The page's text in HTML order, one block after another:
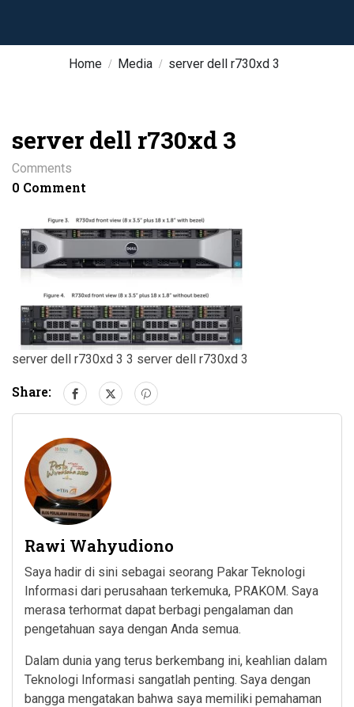
Home Media server dell r730xd 3
server dell r730xd 3
Comments
0 Comment
server dell r730xd 3 3 server dell r730xd 3
Share:
Rawi Wahyudiono
Saya hadir di sini sebagai seorang Pakar Teknologi
Informasi dari perusahaan terkemuka, PRAKOM. Saya
merasa terhormat dapat berbagi pengalaman dan
pengetahuan saya dengan Anda semua.
Dalam dunia yang terus berkembang ini, keahlian dalam
Teknologi Informasi sangatlah penting. Saya dengan
bangga mengatakan bahwa saya memiliki pemahaman